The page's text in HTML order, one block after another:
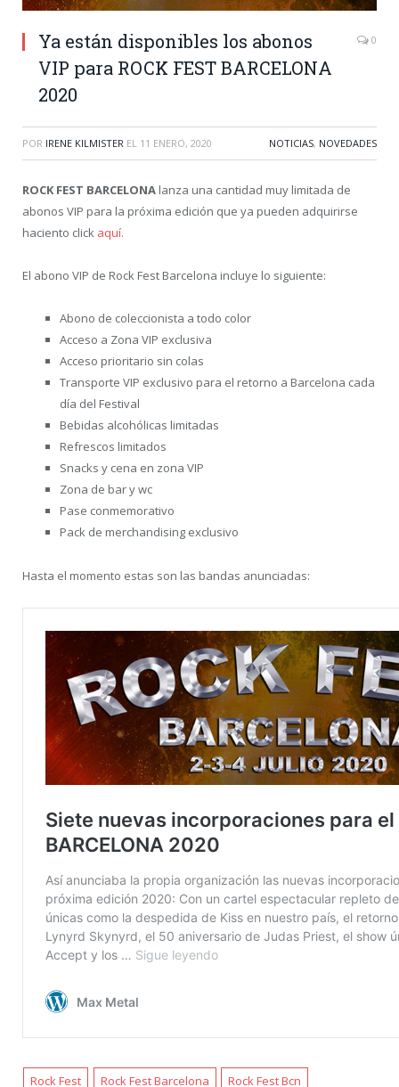
Ya están disponibles los abonos
VIP para ROCK FEST BARCELONA
2020
0
POR IRENE KILMISTER EL 11 ENERO, 2020 NOTICIAS, NOVEDADES
ROCK FEST BARCELONA lanza una cantidad muy limitada de
abonos VIP para la próxima edición que ya pueden adquirirse
haciento click aquí.
El abono VIP de Rock Fest Barcelona incluye lo siguiente:
Abono de coleccionista a todo color
Acceso a Zona VIP exclusiva
Acceso prioritario sin colas
Transporte VIP exclusivo para el retorno a Barcelona cada
día del Festival
Bebidas alcohólicas limitadas
Refrescos limitados
Snacks y cena en zona VIP
Zona de bar y wc
Pase conmemorativo
Pack de merchandising exclusivo
Hasta el momento estas son las bandas anunciadas:
Rock Fest Rock Fest Barcelona Rock Fest Bcn